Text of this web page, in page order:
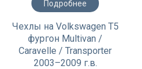
Подробнее
Чехлы на Volkswagen T5
фургон Multivan /
Caravelle / Transporter
2003–2009 г.в.